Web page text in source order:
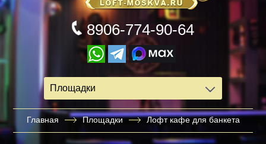
8906-774-90-64
Площадки
Главная Площадки Лофт кафе для банкета